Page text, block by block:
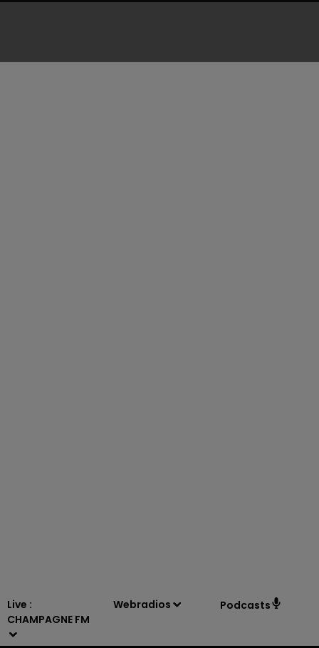
Live :
CHAMPAGNE FM
Webradios Podcasts